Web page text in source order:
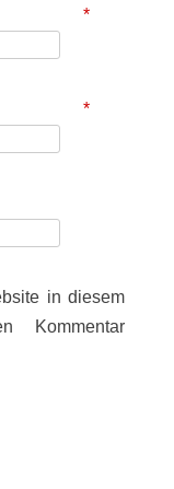
*
*
in diesem
Kommentar